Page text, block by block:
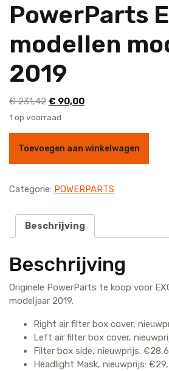
PowerParts
modellen
2019
€231,42 Oorspronkelijke
prijs
€ 90,00Huidige
1 op voorraad
Toevoegen aan winkelwagen
Categorie: POWERPARTS
Beschrijving
Beschrijving
Originele PowerParts te koop voor
modeljaar 2019.
Right air filter box cover,
Left air filter box cover,
Filter box side, nieuwprijs:
Headlight Mask, nieuwprijs: